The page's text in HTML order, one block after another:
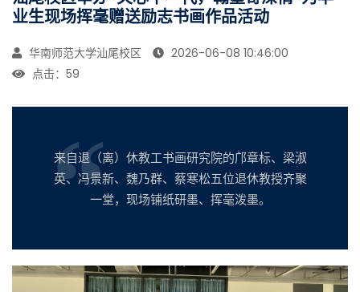
业生现场挥毫赠送励志书画作品活动
华南师范大学汕尾校区
2026-06-08 10:46:00
点击： 59
来自退（离）休教工书画研究院的邝章标、梁淑
英、冯景新、魏乃群、蔡寒松五位退休教授齐聚
一堂，现场铺纸研墨、挥毫泼墨。